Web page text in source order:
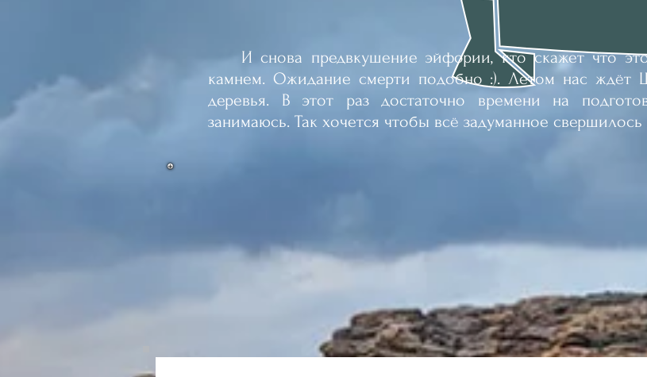
И снова предвкушение эйфории, кто скажет что
камнем. Ожидание смерти подобно :). Летом нас ждёт
деревья.
В этот раз достаточно времени на
занимаюсь. Так хочется чтобы всё задуманное